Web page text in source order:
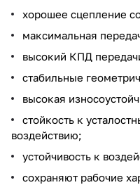
хорошее сцепление
максимальная
высокий КПД
стабильные
высокая
стойкость к
воздействию;
устойчивость к
сохраняют рабочие